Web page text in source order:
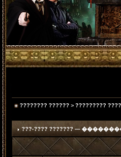
???????? ?????? > ?????????
???-???? ??????? —